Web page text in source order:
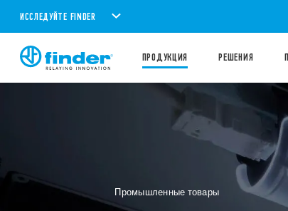
ИССЛЕДУЙТЕ FINDER
ПРОДУКЦИЯ PЕШЕНИЯ
Промышленные товары